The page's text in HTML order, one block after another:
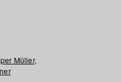
Müller,